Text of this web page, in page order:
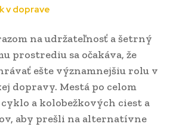
v doprave
na udržateľnosť a šetrný
prostrediu sa očakáva, že
ešte významnejšiu rolu v
dopravy. Mestá po celom
a kolobežkových ciest a
aby prešli na alternatívne